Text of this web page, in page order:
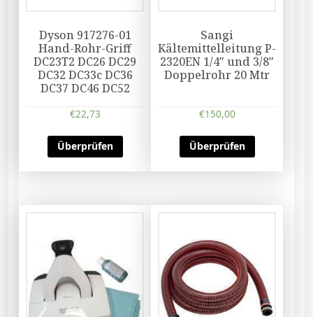
Dyson 917276-01
Hand-Rohr-Griff
DC23T2 DC26 DC29
DC32 DC33c DC36
DC37 DC46 DC52
€22,73
Überprüfen
Sangi
Kältemittelleitung P-
2320EN 1/4″ und 3/8″
Doppelrohr 20 Mtr
€150,00
Überprüfen